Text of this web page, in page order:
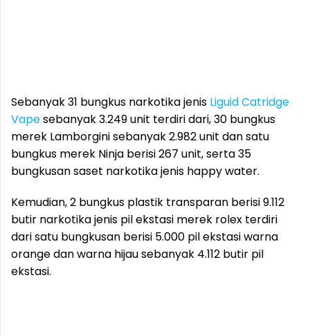
Sebanyak 31 bungkus narkotika jenis Liguid Catridge
Vapesebanyak 3.249 unit terdiri dari, 30 bungkus
merek Lamborgini sebanyak 2.982 unit dan satu
bungkus merek Ninja berisi 267 unit, serta 35
bungkusan saset narkotika jenis happy water.
Kemudian, 2 bungkus plastik transparan berisi 9.112
butir narkotika jenis pil ekstasi merek rolex terdiri
dari satu bungkusan berisi 5.000 pil ekstasi warna
orange dan warna hijau sebanyak 4.112 butir pil
ekstasi.